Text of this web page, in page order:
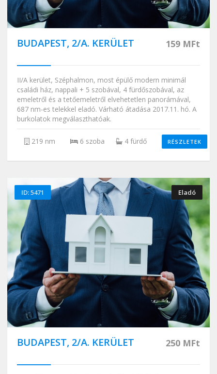
BUDAPEST, 2/A. KERÜLET 159 MFt
II/A kerület, Széphalmon, most épülő modern minimál
családi ház, nappali + 5 szobával, 4 fürdőszobával, az
emeletről és a tetőemeletről elvehetetlen panorámával,
687 nm-es telekkel eladó. Várható átadása 2017.11. hó. A
burkolatok megválaszthatóak.
219 nm 6 szoba 4 fürdő RÉSZLETEK
ID: 5471 Eladó
BUDAPEST, 2/A. KERÜLET 250 MFt